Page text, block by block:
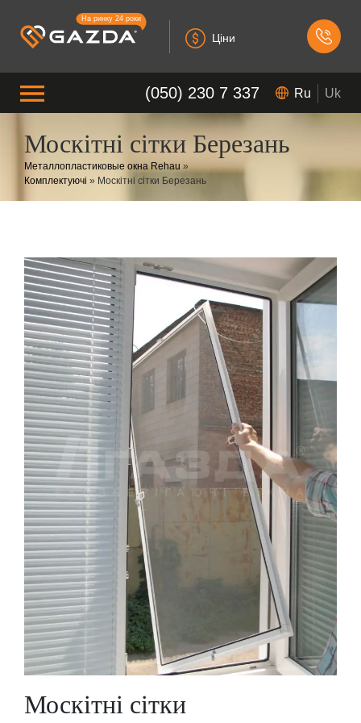
На ринку 24 роки
Ціни
(050) 230 7 337 Ru Uk
Москітні сітки Березань
Металлопластиковые окна Rehau »
Комплектуючі » Москітні сітки Березань
Москітні сітки